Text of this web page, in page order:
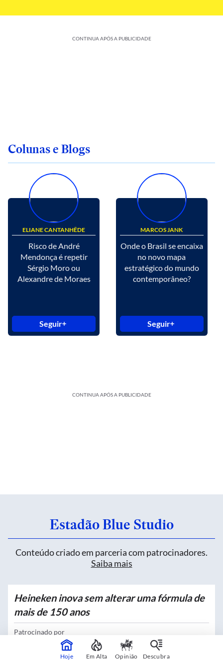
CONTINUA APÓS A PUBLICIDADE
Colunas e Blogs
ELIANE CANTANHÊDE
Risco de André
Mendonça é repetir
Sérgio Moro ou
Alexandre de Moraes
Seguir
MARCOS JANK
Onde o Brasil se encaixa
no novo mapa
estratégico do mundo
contemporâneo?
Seguir
CONTINUA APÓS A PUBLICIDADE
Estadão Blue Studio
Conteúdo criado em parceria com patrocinadores.
Saiba mais
Heineken inova sem alterar uma fórmula de
mais de 150 anos
Patrocinado por
Hoje Em Alta Opinião Descubra